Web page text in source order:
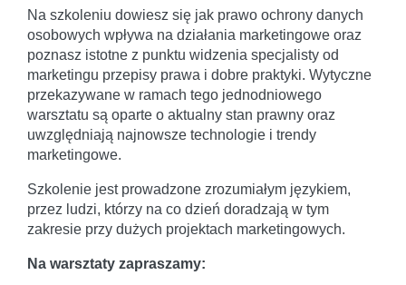
Na szkoleniu dowiesz się jak prawo ochrony danych
osobowych wpływa na działania marketingowe oraz
poznasz istotne z punktu widzenia specjalisty od
marketingu przepisy prawa i dobre praktyki. Wytyczne
przekazywane w ramach tego jednodniowego
warsztatu są oparte o aktualny stan prawny oraz
uwzględniają najnowsze technologie i trendy
marketingowe.
Szkolenie jest prowadzone zrozumiałym językiem,
przez ludzi, którzy na co dzień doradzają w tym
zakresie przy dużych projektach marketingowych.
Na warsztaty zapraszamy: